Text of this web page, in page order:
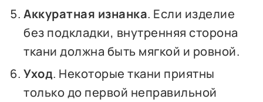
Аккуратная изнанка. Если изделие
без подкладки, внутренняя сторона
ткани должна быть мягкой и ровной.
Уход. Некоторые ткани приятны
только до первой неправильной